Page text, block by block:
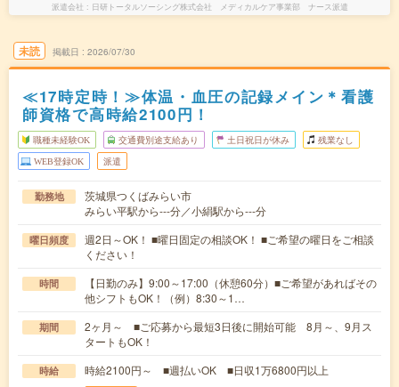
派遣会社 日研トータルソーシング株式会社 メディカルケア事業部 ナース派遣
未読 掲載日 2026/07/30
≪17時定時！≫体温・血圧の記録メイン＊看護
師資格で高時給2100円！
職種未経験OK 交通費別途支給あり 土日祝日が休み 残業なし
WEB登録OK 派遣
勤務地
茨城県つくばみらい市
みらい平駅から---分／小絹駅から---分
曜日頻度
週2日～OK！ ■曜日固定の相談OK！ ■ご希望の曜日をご相談
ください！
時間
【日勤のみ】9:00～17:00（休憩60分）■ご希望があればその
他シフトもOK！（例）8:30～1…
期間
2ヶ月～ ■ご応募から最短3日後に開始可能 8月～、9月ス
タートもOK！
時給 時給2100円～ ■週払いOK ■日収1万6800円以上